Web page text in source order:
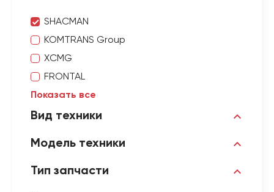
SHACMAN
KOMTRANS Group
XCMG
FRONTAL
Показать все
Вид техники
Модель техники
Тип запчасти